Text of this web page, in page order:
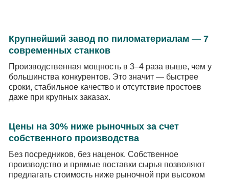
Крупнейший завод по пиломатериалам — 7
современных станков
Производственная мощность в 3–4 раза выше, чем у
большинства конкурентов. Это значит — быстрее
сроки, стабильное качество и отсутствие простоев
даже при крупных заказах.
Цены на 30% ниже рыночных за счет
собственного производства
Без посредников, без наценок. Собственное
производство и прямые поставки сырья позволяют
предлагать стоимость ниже рыночной при высоком